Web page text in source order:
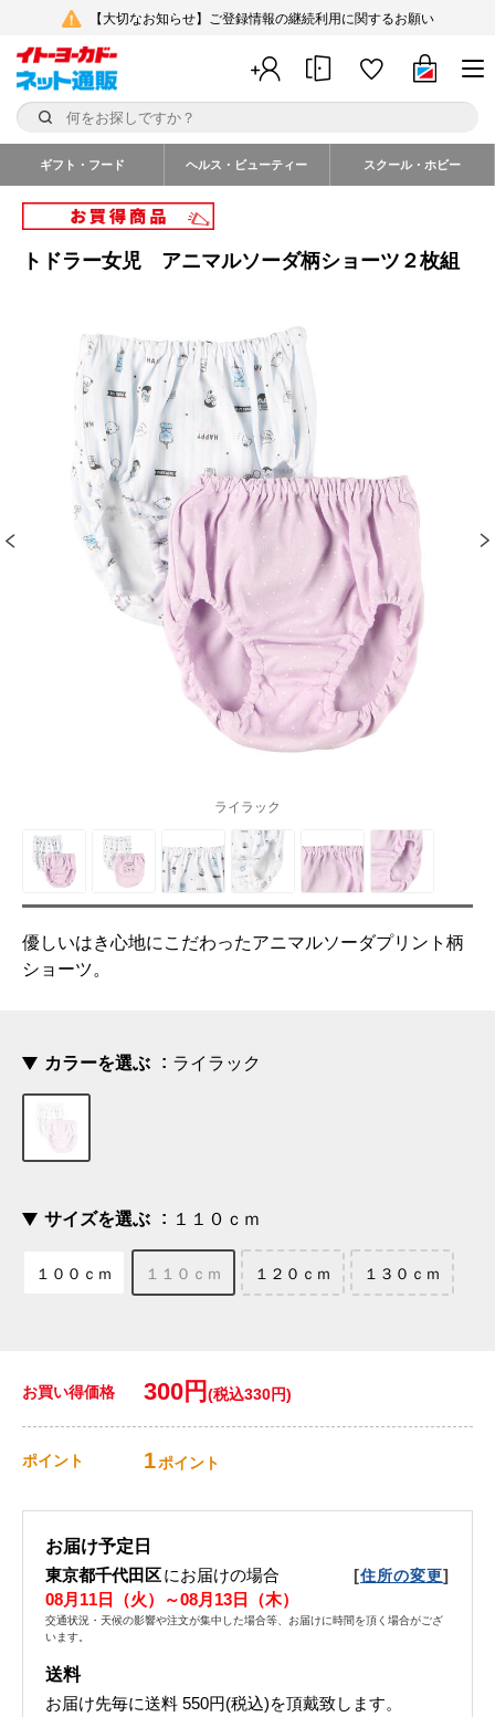
【大切なお知らせ】ご登録情報の継続利用に関するお願い
ギフト・フード ヘルス・ビューティー スクール・ホビー
トドラー女児 アニマルソーダ柄ショーツ２枚組
ライラック
優しいはき心地にこだわったアニマルソーダプリント柄
ショーツ。
カラーを選ぶ ライラック
サイズを選ぶ １１０ｃｍ
１００ｃｍ １１０ｃｍ １２０ｃｍ １３０ｃｍ
お買い得価格 300円 (税込330円)
ポイント 1ポイント
お届け予定日
東京都千代田区にお届けの場合 [住所の変更]
08月11日（火）～08月13日（木）
交通状況・天候の影響や注文が集中した場合等、お届けに時間を頂く場合がござ
います。
送料
お届け先毎に送料 550円(税込)を頂戴致します。